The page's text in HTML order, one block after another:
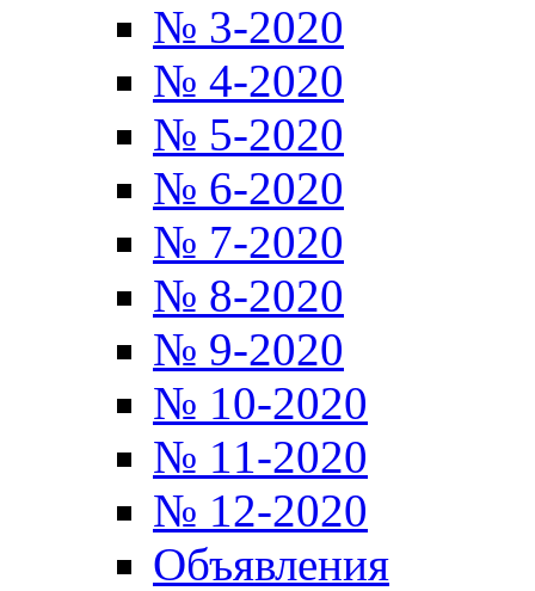
№ 3-2020
№ 4-2020
№ 5-2020
№ 6-2020
№ 7-2020
№ 8-2020
№ 9-2020
№ 10-2020
№ 11-2020
№ 12-2020
Объявления